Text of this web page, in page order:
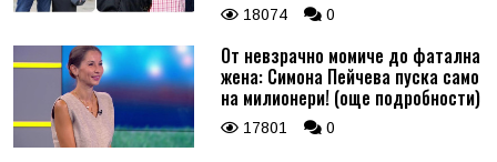
18074 0
От невзрачно момиче до фатална
жена: Симона Пейчева пуска само
на милионери! (още подробности)
17801 0